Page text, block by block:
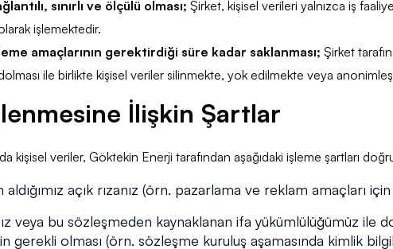
sınırlı ve ölçülü olması; Şirket, kişisel verileri yalnızca iş
işlemektedir.
amaçlarının gerektirdiği süre kadar saklanması; Şirket
ile birlikte kişisel veriler silinmekte, yok edilmekte veya
İlişkin Şartlar
kişisel veriler, Göktekin Enerji tarafından aşağıdaki işleme şartları
açık rızanız (örn. pazarlama ve reklam amaçları
veya bu sözleşmeden kaynaklanan ifa yükümlülüğümüz ile
gerekli olması (örn. sözleşme kuruluş aşamasında kimlik